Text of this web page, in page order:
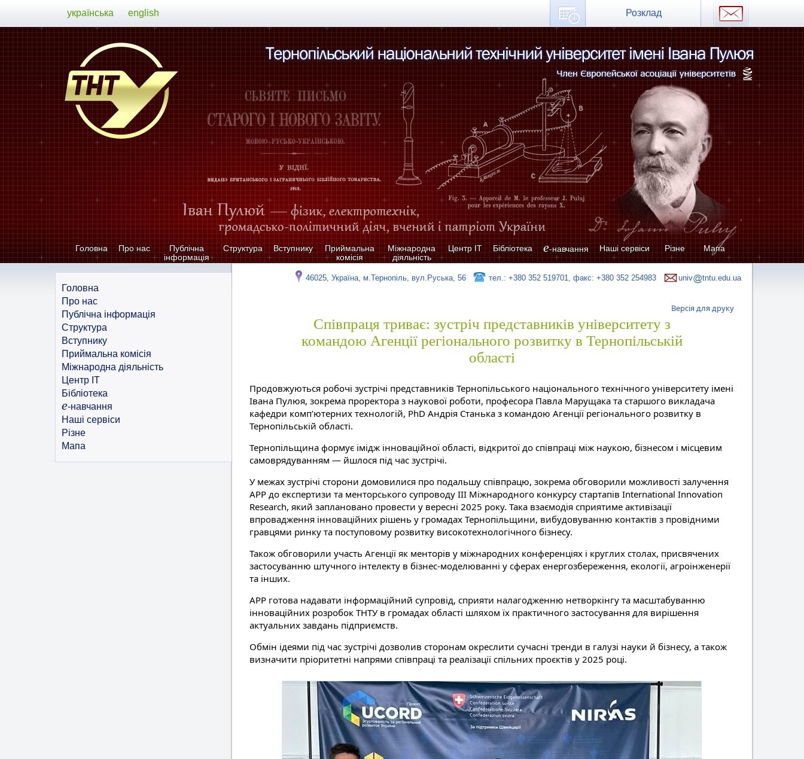
Розклад
українська english
Головна Про нас
Публічна
інформація
Структура Вступнику
Приймальна
комісія
Міжнародна
діяльність
Центр ІТ Бібліотека e-навчання Наші сервіси Різне Мапа
Головна
Про нас
Публічна інформація
Структура
Вступнику
Приймальна комісія
Міжнародна діяльність
Центр ІТ
Бібліотека
e-навчання
Наші сервіси
Різне
Мапа
46025, Україна, м.Тернопіль, вул.Руська, 56 тел.: +380 352 519701, факс: +380 352 254983 univ tntu.edu.ua
Версія для друку
Співпраця триває: зустріч представників університету з
командою Агенції регіонального розвитку в Тернопільській
області
Продовжуються робочі зустрічі представників Тернопільського національного технічного університету імені
Івана Пулюя, зокрема проректора з наукової роботи, професора Павла Марущака та старшого викладача
кафедри комп’ютерних технологій, PhD Андрія Станька з командою Агенції регіонального розвитку в
Тернопільській області.
Тернопільщина формує імідж інноваційної області, відкритої до співпраці між наукою, бізнесом і місцевим
самоврядуванням — йшлося під час зустрічі.
У межах зустрічі сторони домовилися про подальшу співпрацю, зокрема обговорили можливості залучення
АРР до експертизи та менторського супроводу III Міжнародного конкурсу стартапів International Innovation
Research, який заплановано провести у вересні 2025 року. Така взаємодія сприятиме активізації
впровадження інноваційних рішень у громадах Тернопільщини, вибудовуванню контактів з провідними
гравцями ринку та поступовому розвитку високотехнологічного бізнесу.
Також обговорили участь Агенції як менторів у міжнародних конференціях і круглих столах, присвячених
застосуванню штучного інтелекту в бізнес-моделюванні у сферах енергозбереження, екології, агроінженерії
та інших.
АРР готова надавати інформаційний супровід, сприяти налагодженню нетворкінгу та масштабуванню
інноваційних розробок ТНТУ в громадах області шляхом їх практичного застосування для вирішення
актуальних завдань підприємств.
Обмін ідеями під час зустрічі дозволив сторонам окреслити сучасні тренди в галузі науки й бізнесу, а також
визначити пріоритетні напрями співпраці та реалізації спільних проєктів у 2025 році.